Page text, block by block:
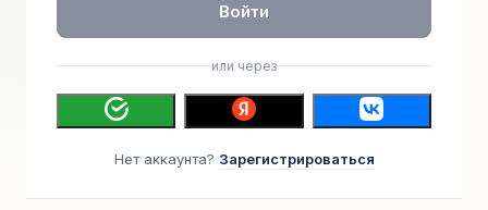
Войти
или через
Нет аккаунта? Зарегистрироваться